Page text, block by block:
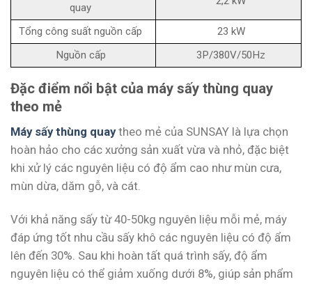
quay
Tổng công suất nguồn cấp
23 kW
Nguồn cấp
3P/380V/50Hz
Đặc điểm nổi bật của máy sấy thùng quay
theo mẻ
Máy sấy thùng quaytheo mẻ của SUNSAY là lựa chọn
hoàn hảo cho các xưởng sản xuất vừa và nhỏ, đặc biệt
khi xử lý các nguyên liệu có độ ẩm cao như mùn cưa,
mùn dừa, dăm gỗ, và cát.
Với khả năng sấy từ 40-50kg nguyên liệu mỗi mẻ, máy
đáp ứng tốt nhu cầu sấy khô các nguyên liệu có độ ẩm
lên đến 30%. Sau khi hoàn tất quá trình sấy, độ ẩm
nguyên liệu có thể giảm xuống dưới 8%, giúp sản phẩm